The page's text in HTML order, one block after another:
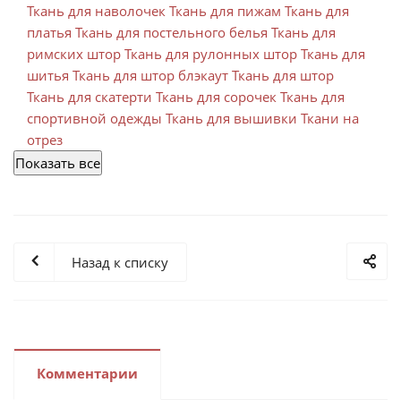
Ткань для наволочек Ткань для пижам Ткань для
платья Ткань для постельного белья Ткань для
римских штор Ткань для рулонных штор Ткань для
шитья Ткань для штор блэкаут Ткань для штор
Ткань для скатерти Ткань для сорочек Ткань для
спортивной одежды Ткань для вышивки Ткани на
отрез
Показать все
Назад к списку
Комментарии